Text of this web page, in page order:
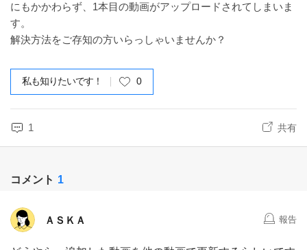
にもかかわらず、1本目の動画がアップロードされてしまいま
す。
解決方法をご存知の方いらっしゃいませんか？
私も知りたいです！ 0
1 共有
コメント 1
ＡＳＫＡ 報告